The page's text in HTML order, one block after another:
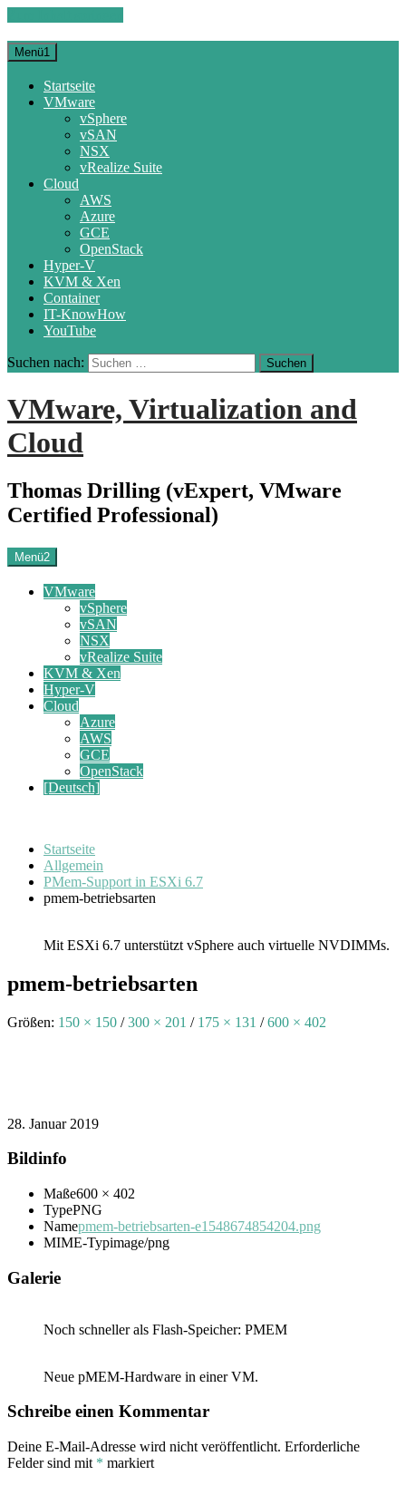
Menü1
Startseite
VMware
vSphere
vSAN
NSX
vRealize Suite
Cloud
AWS
Azure
GCE
OpenStack
Hyper-V
KVM & Xen
Container
IT-KnowHow
YouTube
Suchen nach:
VMware, Virtualization and
Cloud
Thomas Drilling (vExpert, VMware
Certified Professional)
Menü2
VMware
vSphere
vSAN
NSX
vRealize Suite
KVM & Xen
Hyper-V
Cloud
Azure
AWS
GCE
OpenStack
[Deutsch]
Startseite
Allgemein
PMem-Support in ESXi 6.7
pmem-betriebsarten
Mit ESXi 6.7 unterstützt vSphere auch virtuelle NVDIMMs.
pmem-betriebsarten
Größen: 150 × 150 / 300 × 201 / 175 × 131 / 600 × 402
28. Januar 2019
Bildinfo
Maße600 × 402
TypePNG
Namepmem-betriebsarten-e1548674854204.png
MIME-Typimage/png
Galerie
Noch schneller als Flash-Speicher: PMEM
Neue pMEM-Hardware in einer VM.
Schreibe einen Kommentar
Deine E-Mail-Adresse wird nicht veröffentlicht. Erforderliche
Felder sind mit * markiert